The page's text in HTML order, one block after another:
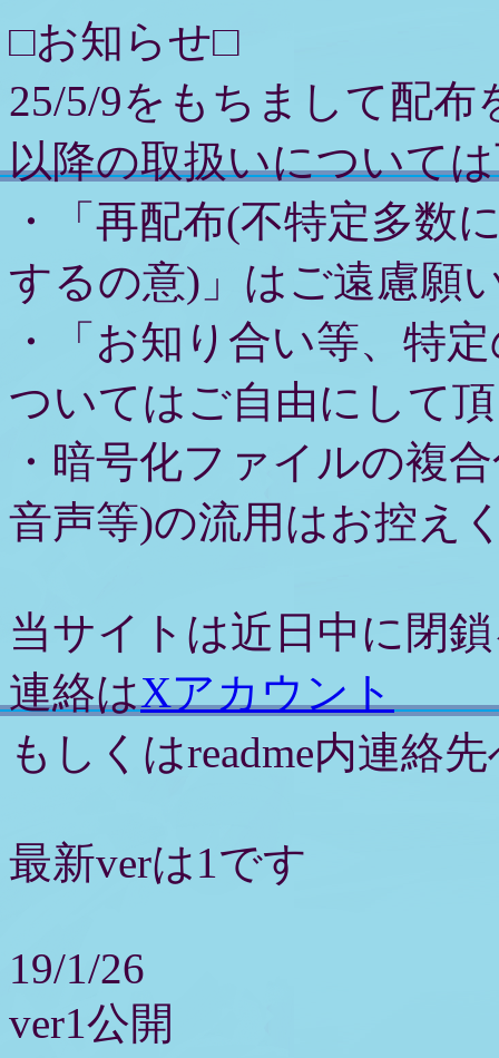
□お知らせ□
25/5/9をもちまして配布
以降の取扱いについて
・「再配布(不特定多数
するの意)」はご遠慮願
・「お知り合い等、特
ついてはご自由にして
・暗号化ファイルの複
音声等)の流用はお控え
当サイトは近日中に閉
連絡はXアカウント
もしくはreadme内連絡
最新verは1です
19/1/26
ver1公開